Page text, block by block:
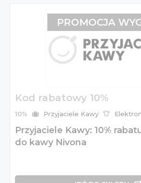
Kod rabatowy 10%
10% Przyjaciele Kawy
Przyjaciele Kawy: 10%
do kawy Nivona
PROMOCJA